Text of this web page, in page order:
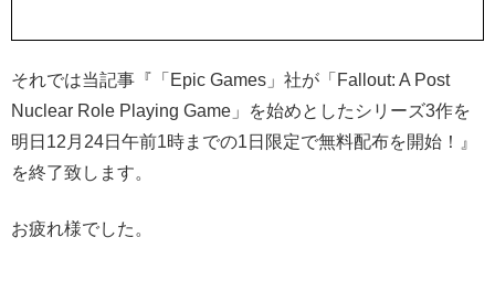
それでは当記事『「Epic Games」社が「Fallout: A Post
Nuclear Role Playing Game」を始めとしたシリーズ3作を
明日12月24日午前1時までの1日限定で無料配布を開始！』
を終了致します。
お疲れ様でした。